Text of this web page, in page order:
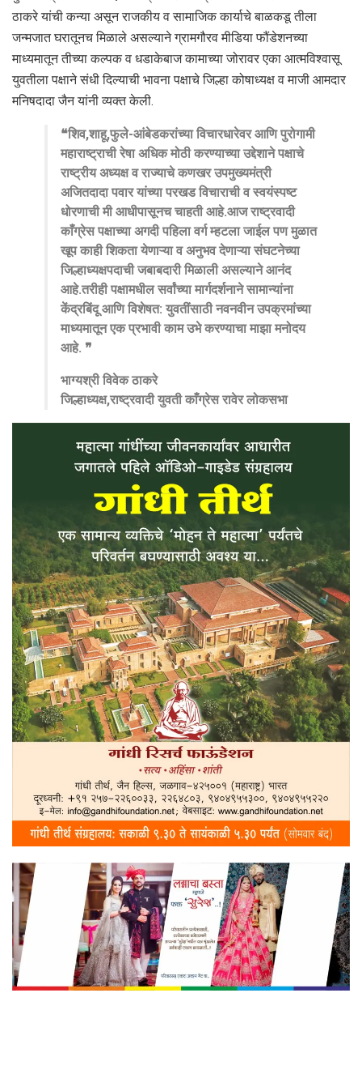
ठाकरे यांची कन्या असून राजकीय व सामाजिक कार्याचे बाळकडू तीला
जन्मजात घरातूनच मिळाले असल्याने ग्रामगौरव मीडिया फौंडेशनच्या
माध्यमातून तीच्या कल्पक व धडाकेबाज कामाच्या जोरावर एका आत्मविश्वासू
युवतीला पक्षाने संधी दिल्याची भावना पक्षाचे जिल्हा कोषाध्यक्ष व माजी आमदार
मनिषदादा जैन यांनी व्यक्त केली.
❝शिव,शाहू,फुले-आंबेडकरांच्या विचारधारेवर आणि पुरोगामी
महाराष्ट्राची रेषा अधिक मोठी करण्याच्या उद्देशाने पक्षाचे
राष्ट्रीय अध्यक्ष व राज्याचे कणखर उपमुख्यमंत्री
अजितदादा पवार यांच्या परखड विचाराची व स्वयंस्पष्ट
धोरणाची मी आधीपासूनच चाहती आहे.आज राष्ट्रवादी
काँग्रेस पक्षाच्या अगदी पहिला वर्ग म्हटला जाईल पण मुळात
खूप काही शिकता येणाऱ्या व अनुभव देणाऱ्या संघटनेच्या
जिल्हाध्यक्षपदाची जबाबदारी मिळाली असल्याने आनंद
आहे.तरीही पक्षामधील सर्वांच्या मार्गदर्शनाने सामान्यांना
केंद्रबिंदू आणि विशेषत: युवतींसाठी नवनवीन उपक्रमांच्या
माध्यमातून एक प्रभावी काम उभे करण्याचा माझा मनोदय
आहे. ❞
भाग्यश्री विवेक ठाकरे
जिल्हाध्यक्ष,राष्ट्रवादी युवती काँग्रेस रावेर लोकसभा